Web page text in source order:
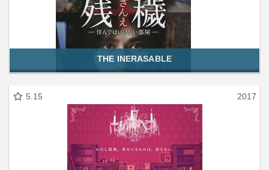
THE INERASABLE
5.15 2017